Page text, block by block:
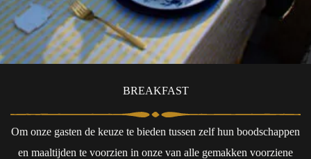
BREAKFAST
Om onze gasten de keuze te bieden tussen zelf hun boodschappen
en maaltijden te voorzien in onze van alle gemakken voorziene